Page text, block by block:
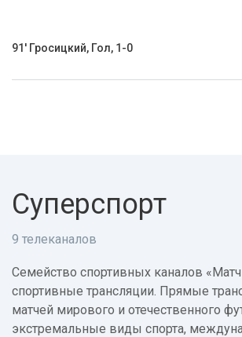
91' Гросицкий, Гол, 1-0
Суперспорт
9 телеканалов
Семейство спортивных каналов
спортивные трансляции. Прямые
матчей мирового и отечественного
экстремальные виды спорта,